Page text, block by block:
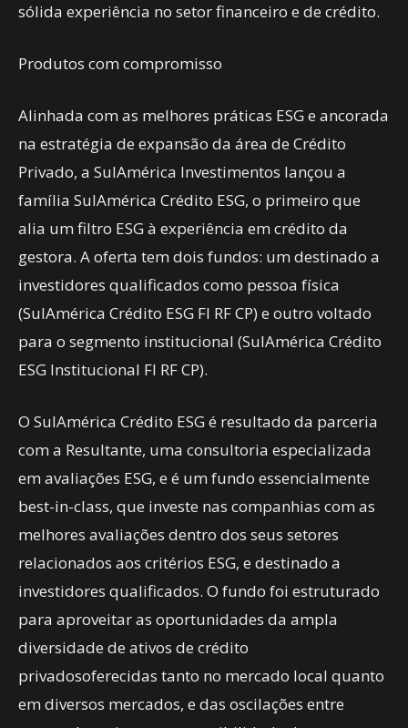
sólida experiência no setor financeiro e de crédito.
Produtos com compromisso
Alinhada com as melhores práticas ESG e ancorada
na estratégia de expansão da área de Crédito
Privado, a SulAmérica Investimentos lançou a
família SulAmérica Crédito ESG, o primeiro que
alia um filtro ESG à experiência em crédito da
gestora. A oferta tem dois fundos: um destinado a
investidores qualificados como pessoa física
(SulAmérica Crédito ESG FI RF CP) e outro voltado
para o segmento institucional (SulAmérica Crédito
ESG Institucional FI RF CP).
O SulAmérica Crédito ESG é resultado da parceria
com a Resultante, uma consultoria especializada
em avaliações ESG, e é um fundo essencialmente
best-in-class, que investe nas companhias com as
melhores avaliações dentro dos seus setores
relacionados aos critérios ESG, e destinado a
investidores qualificados. O fundo foi estruturado
para aproveitar as oportunidades da ampla
diversidade de ativos de crédito
privadosoferecidas tanto no mercado local quanto
em diversos mercados, e das oscilações entre